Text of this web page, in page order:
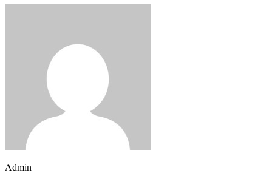
Admin